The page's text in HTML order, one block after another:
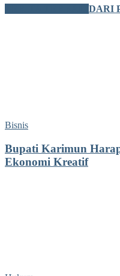
DARI
Bisnis
Bupati Karimun
Ekonomi Kreatif